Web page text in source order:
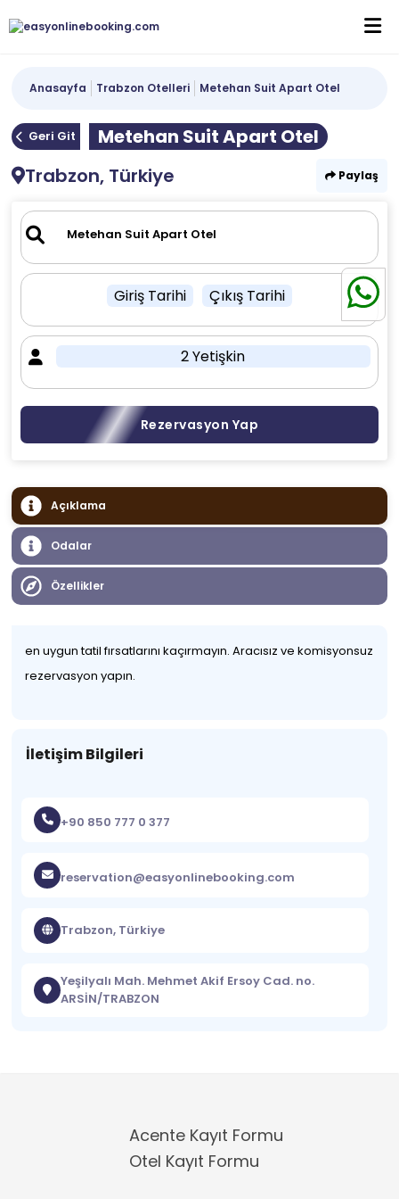
Anasayfa Trabzon Otelleri Metehan Suit Apart Otel
Geri Git
Metehan Suit Apart Otel
Trabzon, Türkiye
Paylaş
Giriş Tarihi Çıkış Tarihi
2 Yetişkin
Rezervasyon Yap
Açıklama
Odalar
Özellikler
en uygun tatil fırsatlarını kaçırmayın. Aracısız ve komisyonsuz
rezervasyon yapın.
İletişim Bilgileri
+90 850 777 0 377
reservation@easyonlinebooking.com
Trabzon, Türkiye
Yeşilyalı Mah. Mehmet Akif Ersoy Cad. no.
ARSİN/TRABZON
Acente Kayıt Formu
Otel Kayıt Formu